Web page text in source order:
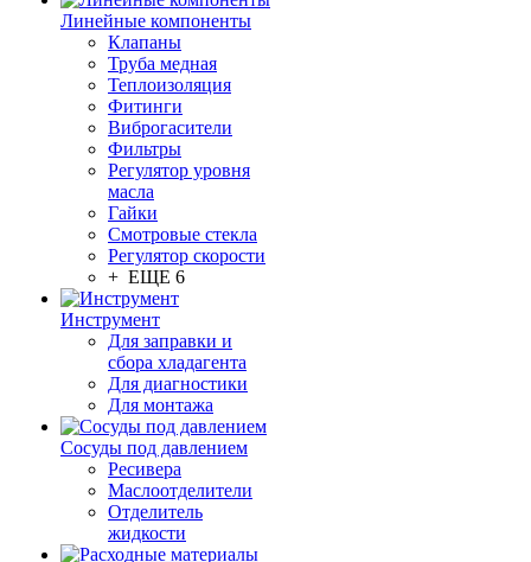
Линейные компоненты
Клапаны
Труба медная
Теплоизоляция
Фитинги
Виброгасители
Фильтры
Регулятор уровня
масла
Гайки
Смотровые стекла
Регулятор скорости
+ ЕЩЕ 6
Инструмент
Для заправки и
сбора хладагента
Для диагностики
Для монтажа
Сосуды под давлением
Ресивера
Маслоотделители
Отделитель
жидкости